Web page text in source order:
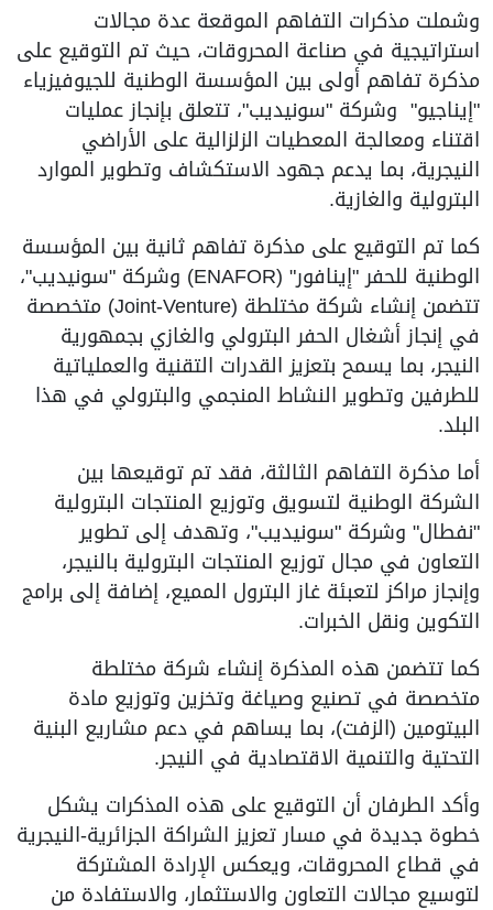
وشملت مذكرات التفاهم الموقعة عدة مجالات
استراتيجية في صناعة المحروقات، حيث تم التوقيع على
مذكرة تفاهم أولى بين المؤسسة الوطنية للجيوفيزياء
"إيناجيو" وشركة "سونيديب"، تتعلق بإنجاز عمليات
اقتناء ومعالجة المعطيات الزلزالية على الأراضي
النيجرية، بما يدعم جهود الاستكشاف وتطوير الموارد
البترولية والغازية.
كما تم التوقيع على مذكرة تفاهم ثانية بين المؤسسة
الوطنية للحفر "إينافور" (ENAFOR) وشركة "سونيديب"،
تتضمن إنشاء شركة مختلطة (Joint-Venture) متخصصة
في إنجاز أشغال الحفر البترولي والغازي بجمهورية
النيجر، بما يسمح بتعزيز القدرات التقنية والعملياتية
للطرفين وتطوير النشاط المنجمي والبترولي في هذا
البلد.
أما مذكرة التفاهم الثالثة، فقد تم توقيعها بين
الشركة الوطنية لتسويق وتوزيع المنتجات البترولية
"نفطال" وشركة "سونيديب"، وتهدف إلى تطوير
التعاون في مجال توزيع المنتجات البترولية بالنيجر،
وإنجاز مراكز لتعبئة غاز البترول المميع، إضافة إلى برامج
التكوين ونقل الخبرات.
كما تتضمن هذه المذكرة إنشاء شركة مختلطة
متخصصة في تصنيع وصياغة وتخزين وتوزيع مادة
البيتومين (الزفت)، بما يساهم في دعم مشاريع البنية
التحتية والتنمية الاقتصادية في النيجر.
وأكد الطرفان أن التوقيع على هذه المذكرات يشكل
خطوة جديدة في مسار تعزيز الشراكة الجزائرية-النيجرية
في قطاع المحروقات، ويعكس الإرادة المشتركة
لتوسيع مجالات التعاون والاستثمار، والاستفادة من